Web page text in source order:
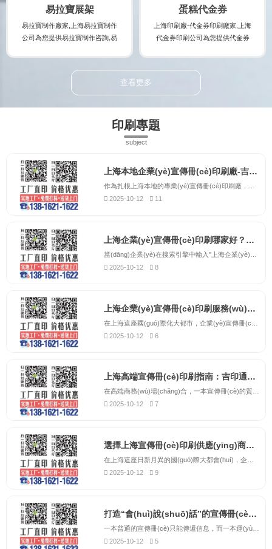
格及報(bào)價(jià),并提供展會(hu
ì)宣傳冊(cè)印刷時(shí)的注意事
項(xiàng),印刷出讓您滿意...
(chǎn)品。
易拉寶展架
易拉寶制作廠家,上海易拉寶制作
公司為您提供易拉寶制作咨詢,易
您實(shí)時(shí)了解易拉寶制作
蛋糕代金券
上海印刷廠-代金券印刷廠家,上海
代金券印刷公司為您提供代金券
o)價(jià),讓您實(shí)時(shí)了解
出讓您滿意的代金券印刷產(chǎ
查看更多
印刷專題
subject
上海本地企業(yè)宣傳冊(cè)印刷廠-吉印通，提供上門取送服務(wù)
2025-10-12
11
上海企業(yè)宣傳冊(cè)印刷哪家好？吉印通以品質(zhì)贏得客戶信賴
2025-10-12
8
上海企業(yè)宣傳冊(cè)印刷服務(wù)商-吉印通，專業(yè)打造高端企業(yè)畫冊(cè)
2025-10-12
6
上海高端宣傳冊(cè)印刷指南：吉印通以極致工藝詮釋品牌內(nèi)涵
在高端商務(wù)場(chǎng)合，一本宣傳冊(cè)的質(zhì)感，直接定義了客戶對(duì)您品牌的第一印象。它不應(yīng)是簡(jiǎn)單的圖文堆砌，而應(yīng)是融合了觸覺、視覺與心理感受的綜合藝術(shù)載體。吉印通，作為上海高端宣傳冊(cè)印刷領(lǐng)域的引領(lǐng)者，始終致力于將品牌的深厚內(nèi)涵，通過(guò)極致的印刷工藝具象化地呈...
2025-10-12
7
選擇上海宣傳冊(cè)印刷供應(yīng)商？吉印通專注企業(yè)形象塑造15年
2025-10-12
9
打造“會(huì)說(shuō)話”的宣傳冊(cè)：吉印通揭秘3大提升品牌價(jià)值的印刷工藝。
2025-10-12
5